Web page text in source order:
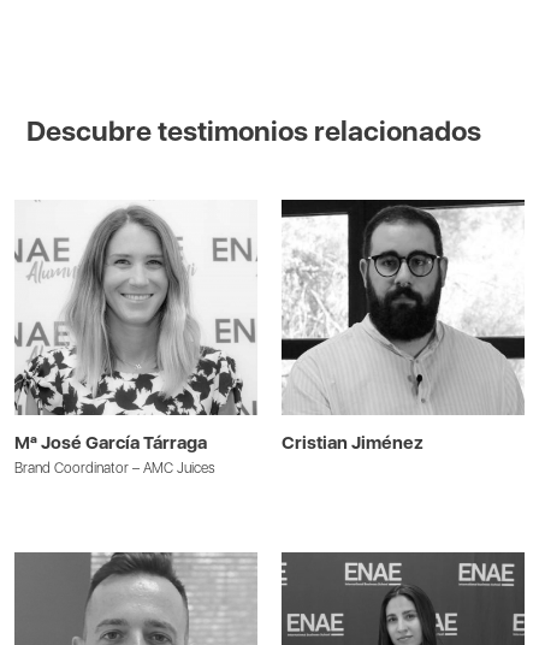
Descubre testimonios relacionados
Mª José García Tárraga
Brand Coordinator – AMC Juices
Cristian Jiménez